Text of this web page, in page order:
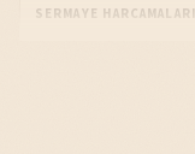
SERMAYE HARCAMALARI